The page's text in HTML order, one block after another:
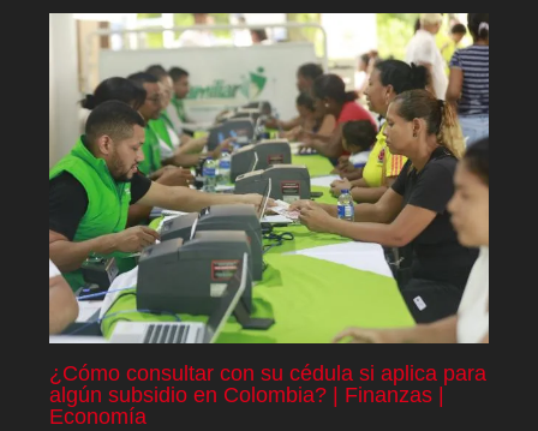
¿Cómo consultar con su cédula si aplica para
algún subsidio en Colombia? | Finanzas |
Economía